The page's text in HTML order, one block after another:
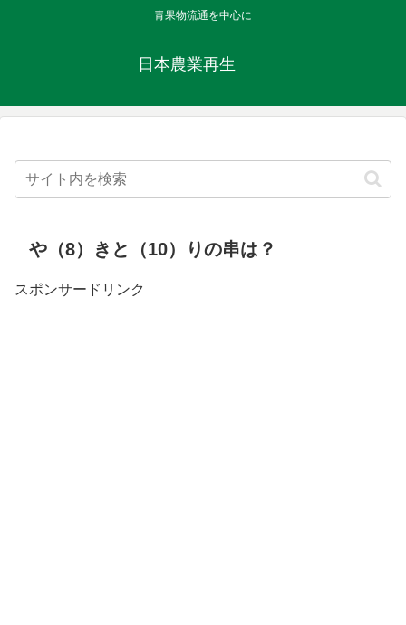
青果物流通を中心に
日本農業再生
や（8）きと（10）りの串は？
スポンサードリンク